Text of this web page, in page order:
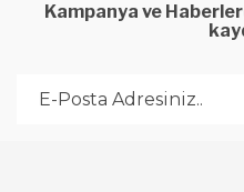
Kampanya ve